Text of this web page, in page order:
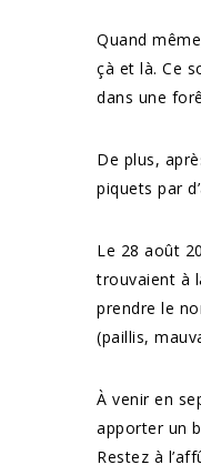
Quand
çà et là. Ce
dans une
De plus,
piquets par
Le 28 août
trouvaient à
prendre le
(paillis,
À venir en
apporter un
Restez à